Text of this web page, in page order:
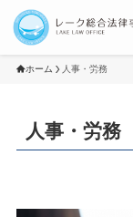
ホーム 人事・労務
人事・労務